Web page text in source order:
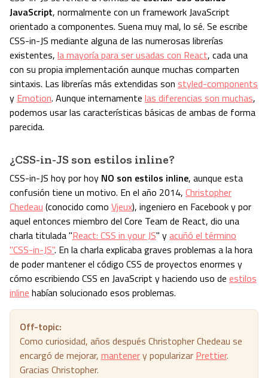
JavaScript, normalmente con un framework JavaScript
orientado a componentes. Suena muy mal, lo sé. Se escribe
CSS-in-JS mediante alguna de las numerosas librerías
existentes, la mayoría para ser usadas con React, cada una
con su propia implementación aunque muchas comparten
sintaxis. Las librerías más extendidas son styled-components
y Emotion. Aunque internamente las diferencias son muchas,
podemos usar las características básicas de ambas de forma
parecida.
¿CSS-in-JS son estilos inline?
CSS-in-JS hoy por hoy NO son estilos inline, aunque esta
confusión tiene un motivo. En el año 2014, Christopher
Chedeau (conocido como Vjeux), ingeniero en Facebook y por
aquel entonces miembro del Core Team de React, dio una
charla titulada "React: CSS in your JS" yacuñó el término
"CSS-in-JS". En la charla explicaba graves problemas a la hora
de poder mantener el código CSS de proyectos enormes y
cómo escribiendo CSS en JavaScript y haciendo uso de estilos
inline habían solucionado esos problemas.
Off-topic:
Como curiosidad, años después Christopher Chedeau se
encargó de mejorar, mantenery popularizar Prettier.
Gracias Christopher.